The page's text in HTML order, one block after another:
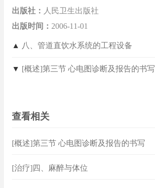
出版社： 人民卫生出版社
出版时间： 2006-11-01
▲ 八、管道直饮水系统的工程设备
▼ [概述]第三节 心电图诊断及报告的书写
查看相关
[概述]第三节 心电图诊断及报告的书写
[治疗]四、麻醉与体位